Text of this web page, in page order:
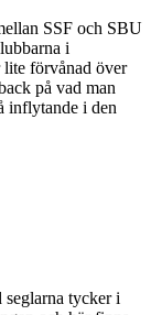
SSF och SBU
i
förvånad över
på vad man
inflytande i den
tycker i